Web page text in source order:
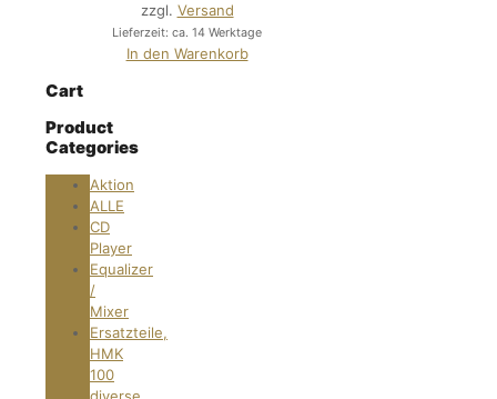
zzgl. Versand
Lieferzeit: ca. 14 Werktage
In den Warenkorb
Cart
Product
Categories
Aktion
ALLE
CD
Player
Equalizer
/
Mixer
Ersatzteile,
HMK
100